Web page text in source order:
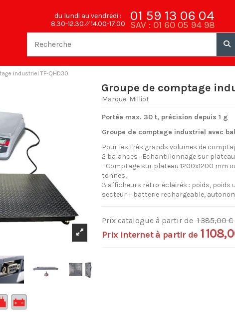
01 59 13 06 04
SAV : 01 60 05 94 98
du lundi au vendredi :
8.30-12.30 ⁄⁄ 14.00-17.00
industriel TF-QHD30
Groupe de comptage
Marque: Milliot
Portée max. 30 t, précision depuis 1 g
Groupe de comptage industriel avec
Pour les très grands volumes de
2 balances : Echantillonnage sur
- Comptage sur plateau 1200x1200 mm
tonnes,
3 afficheurs rétro-éclairés : poids, poids
secteur + batterie rechargeable,
Prix catalogue à partir de 1 385,00 €
Prix internet à partir de 1